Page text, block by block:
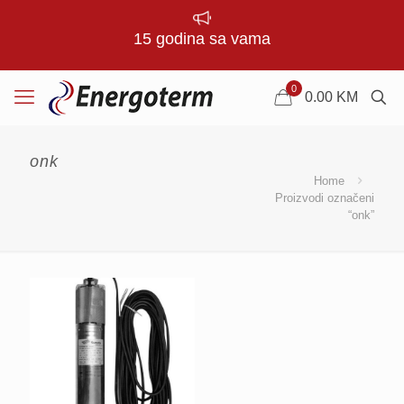
15 godina sa vama
0
0.00 KM
onk
Home
Proizvodi označeni
“onk”